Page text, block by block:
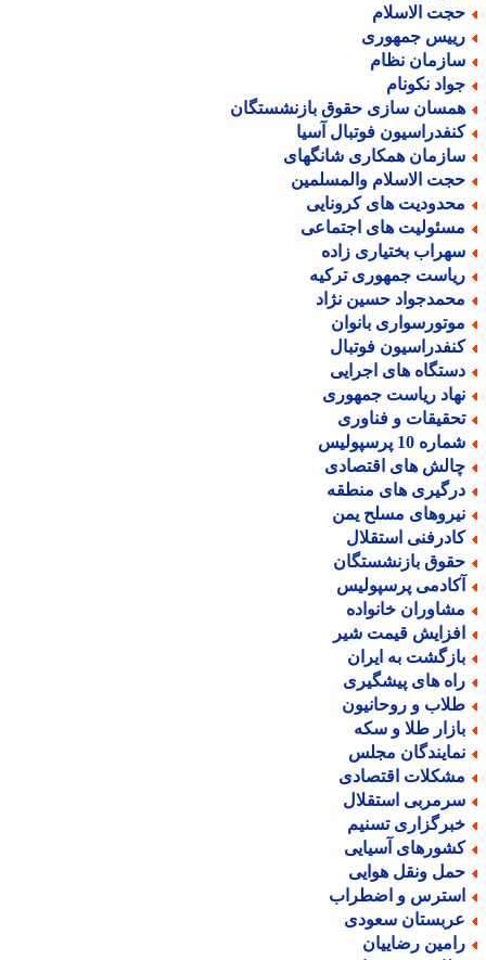
الاسلام
جمهوری
نظام
نکونام
سازی حقوق بازنشستگان
فوتبال آسیا
همکاری شانگهای
الاسلام والمسلمین
های کرونایی
های اجتماعی
بختیاری زاده
جمهوری ترکیه
حسین نژاد
بانوان
فوتبال
های اجرایی
ریاست جمهوری
و فناوری
10 پرسپولیس
های اقتصادی
های منطقه
مسلح یمن
استقلال
بازنشستگان
پرسپولیس
خانواده
قیمت شیر
به ایران
های پیشگیری
و روحانیون
طلا و سکه
مجلس
اقتصادی
استقلال
تسنیم
آسیایی
ونقل هوایی
و اضطراب
سعودی
رضاییان